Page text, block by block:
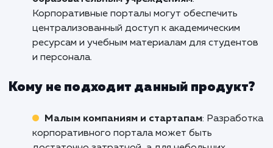
Большим организациям и корпорациям
Корпоративный портал способен
эффективное взаимодействие между
сотрудниками, а также улучшить внутренние
Компаниям с распределенным